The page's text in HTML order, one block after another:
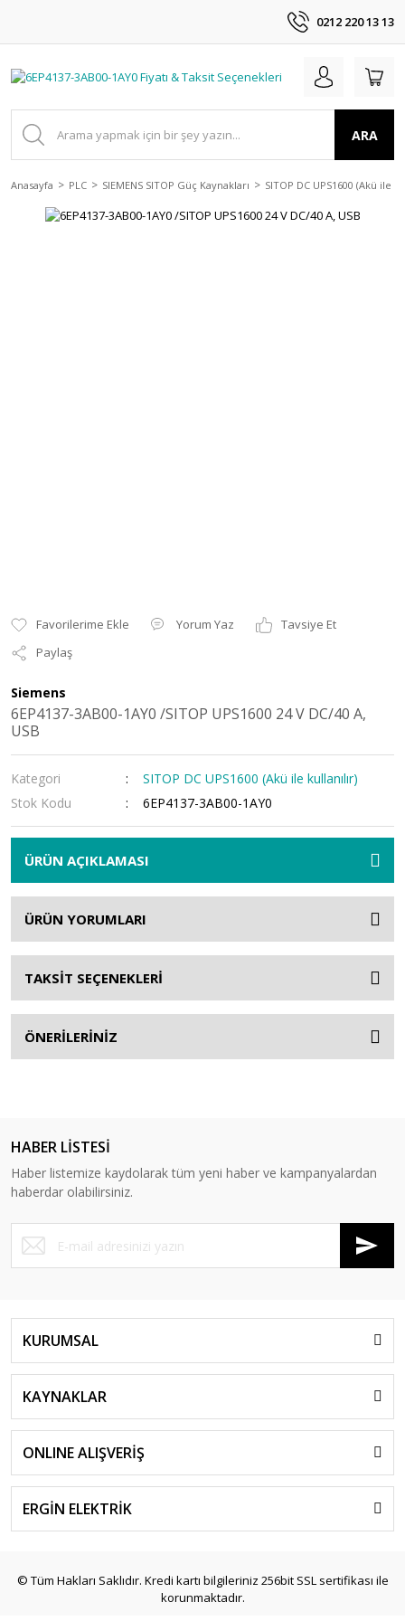
0212 220 13 13
ARA
Anasayfa PLC SIEMENS SITOP Güç Kaynakları SITOP DC UPS1600 (Akü ile
Yorum Yaz
Tavsiye Et
Paylaş
Siemens
6EP4137-3AB00-1AY0 /SITOP UPS1600 24 V DC/40 A,
USB
Kategori
SITOP DC UPS1600 (Akü ile kullanılır)
Stok Kodu
6EP4137-3AB00-1AY0
ÜRÜN AÇIKLAMASI
ÜRÜN YORUMLARI
TAKSİT SEÇENEKLERİ
ÖNERİLERİNİZ
HABER LİSTESİ
Haber listemize kaydolarak tüm yeni haber ve kampanyalardan
haberdar olabilirsiniz.
KURUMSAL
KAYNAKLAR
ONLINE ALIŞVERİŞ
ERGİN ELEKTRİK
© Tüm Hakları Saklıdır. Kredi kartı bilgileriniz 256bit SSL sertifikası ile
korunmaktadır.